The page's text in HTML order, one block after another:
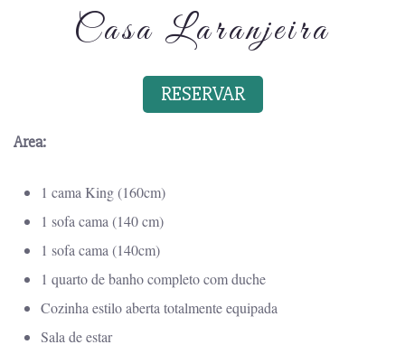
Casa Laranjeira
RESERVAR
Area:
1 cama King (160cm)
1 sofa cama (140 cm)
1 sofa cama (140cm)
1 quarto de banho completo com duche
Cozinha estilo aberta totalmente equipada
Sala de estar